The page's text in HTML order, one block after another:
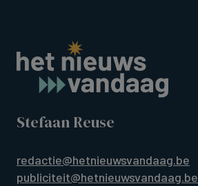
Stefaan Reuse
redactie@hetnieuwsvandaag.be
publiciteit@hetnieuwsvandaag.be